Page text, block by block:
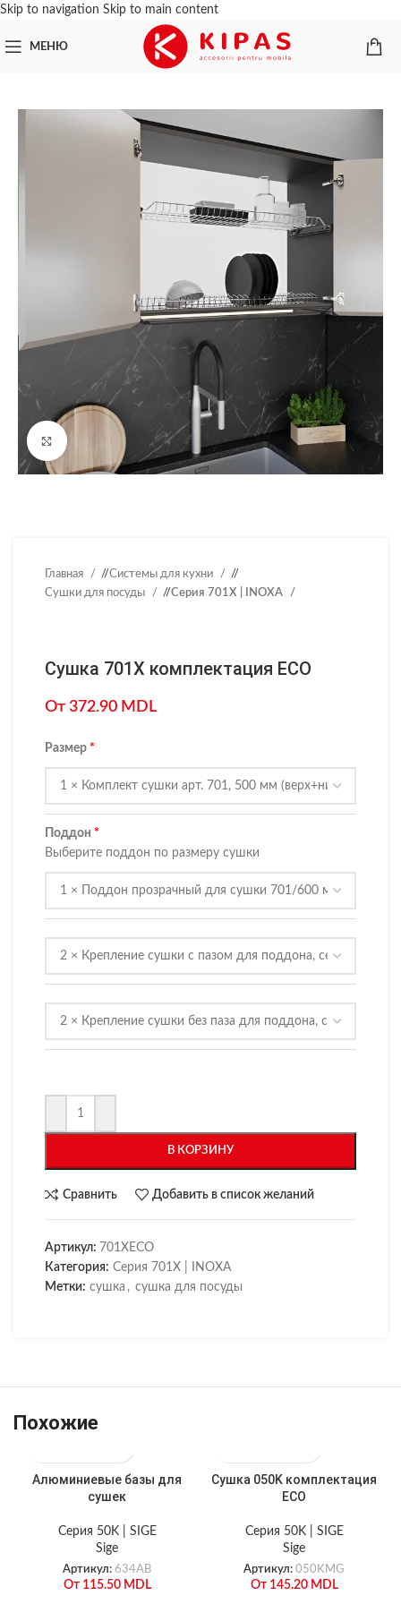
Skip to navigation Skip to main content
МЕНЮ
Нажмите, чтобы увеличить
Главная / Системы для кухни
/
Сушки для посуды
/ Серия 701X | INOXA
Сушка 701X комплектация ECO
От 372.90 MDL
Размер
Поддон
Выберите поддон по размеру сушки
В КОРЗИНУ
Сравнить Добавить в список желаний
Артикул: 701XECO
Категория: Серия 701X | INOXA
Метки: сушка , сушка для посуды
Похожие
Алюминиевые базы для
сушек
Серия 50K | SIGE
Sige
Артикул: 634AB
От 115.50 MDL
Сушка 050K комплектация
ECO
Серия 50K | SIGE
Sige
Артикул: 050KMG
От 145.20 MDL